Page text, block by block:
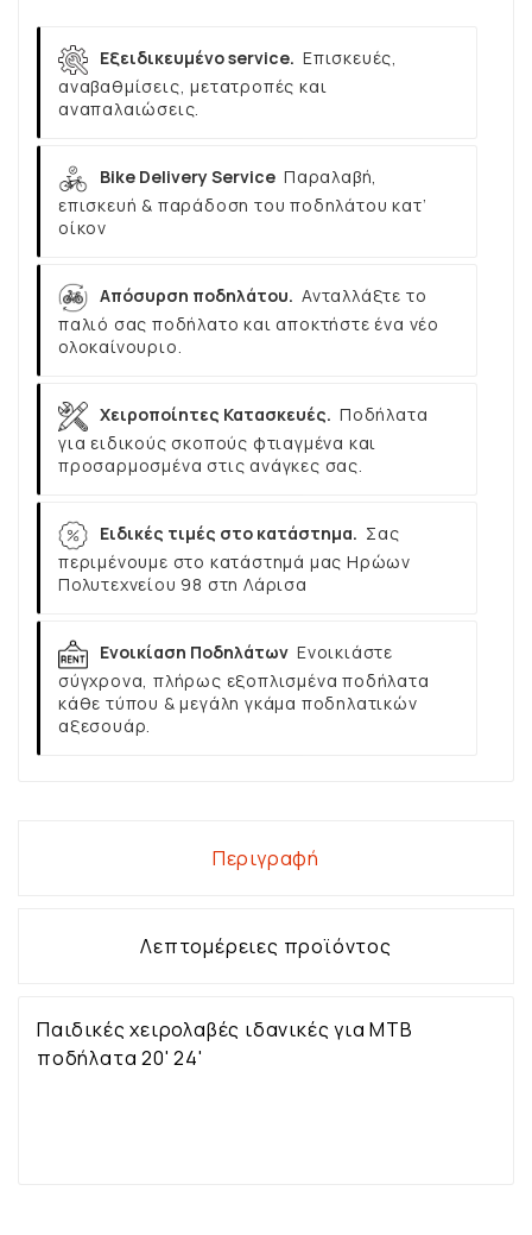
Εξειδικευμένο service. Επισκευές,
αναβαθμίσεις, μετατροπές και
αναπαλαιώσεις.
Bike Delivery Service Παραλαβή,
επισκευή & παράδοση του ποδηλάτου κατ’
οίκον
Απόσυρση ποδηλάτου. Ανταλλάξτε το
παλιό σας ποδήλατο και αποκτήστε ένα νέο
ολοκαίνουριο.
Χειροποίητες Κατασκευές. Ποδήλατα
για ειδικούς σκοπούς φτιαγμένα και
προσαρμοσμένα στις ανάγκες σας.
Ειδικές τιμές στο κατάστημα. Σας
περιμένουμε στο κατάστημά μας Ηρώων
Πολυτεχνείου 98 στη Λάρισα
Ενοικίαση Ποδηλάτων Ενοικιάστε
σύγχρονα, πλήρως εξοπλισμένα ποδήλατα
κάθε τύπου & μεγάλη γκάμα ποδηλατικών
αξεσουάρ.
Περιγραφή
Λεπτομέρειες προϊόντος
Παιδικές χειρολαβές ιδανικές για ΜΤΒ
ποδήλατα 20' 24'